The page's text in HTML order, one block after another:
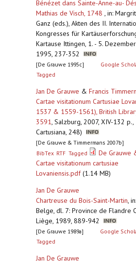
Bénézet dans Sainte-Anne-au-
Mathias de Visch, 1748 , in:
Ganz (eds.), Akten des II.
Kongresses für
Kartause Ittingen, 1. - 5.
1995, 237-352
[De Grauwe 1995c] Google
Tagged
Jan De Grauwe & Francis
Cartae visitationum Cartusiae
1537 & 1559-1561), British
3591, Salzburg, 2007, XIV-132 p.,
Cartusiana, 248)
[De Grauwe & Timmermans 2007b]
BibTex RTF Tagged
De Grauwe
Cartae visitationum cartusiae
Lovaniensis.pdf(1.14 MB)
Jan De Grauwe
Chartreuse du Bois-Saint-Martin,
Belge, dl. 7: Province de Flandre
Liège, 1989, 889-942
[De Grauwe 1989a] Google
Tagged
Jan De Grauwe